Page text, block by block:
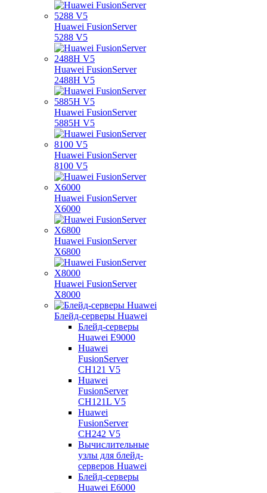
Huawei FusionServer
5288 V5
Huawei FusionServer
2488H V5
Huawei FusionServer
5885H V5
Huawei FusionServer
8100 V5
Huawei FusionServer
X6000
Huawei FusionServer
X6800
Huawei FusionServer
X8000
Блейд-серверы Huawei
Блейд-серверы
Huawei E9000
Huawei
FusionServer
CH121 V5
Huawei
FusionServer
CH121L V5
Huawei
FusionServer
CH242 V5
Вычислительные
узлы для блейд-
серверов Huawei
Блейд-серверы
Huawei E6000